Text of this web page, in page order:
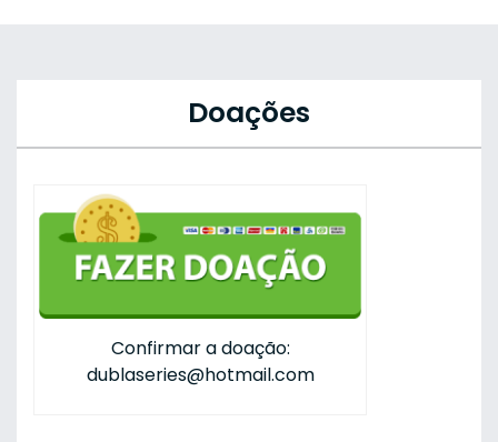
Doações
Confirmar a doação:
dublaseries@hotmail.com